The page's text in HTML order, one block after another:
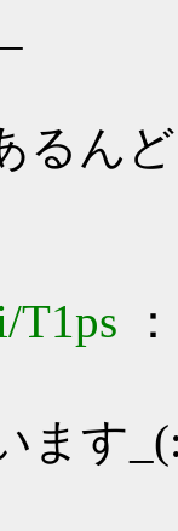
るんど
ます